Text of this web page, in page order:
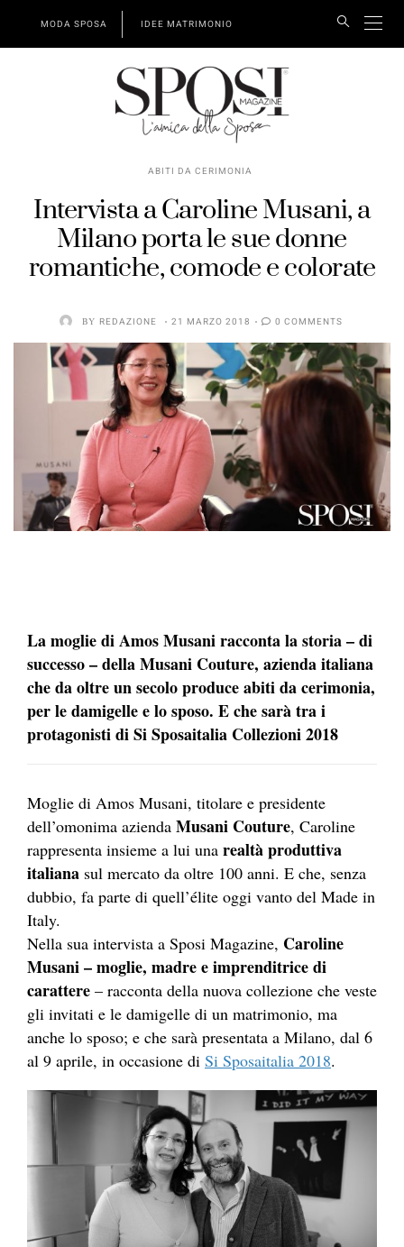
MODA SPOSA IDEE MATRIMONIO
ABITI DA CERIMONIA
Intervista a Caroline Musani, a
Milano porta le sue donne
romantiche, comode e colorate
BY REDAZIONE 21 MARZO 2018 0 COMMENTS
La moglie di Amos Musani racconta la storia – di
successo – della Musani Couture, azienda italiana
che da oltre un secolo produce abiti da cerimonia,
per le damigelle e lo sposo. E che sarà tra i
protagonisti di Si Sposaitalia Collezioni 2018
Moglie di Amos Musani, titolare e presidente
dell’omonima azienda Musani Couture, Caroline
rappresenta insieme a lui una realtà produttiva
italiana sul mercato da oltre 100 anni. E che, senza
dubbio, fa parte di quell’élite oggi vanto del Made in
Italy.
Nella sua intervista a Sposi Magazine, Caroline
Musani – moglie, madre e imprenditrice di
carattere – racconta della nuova collezione che veste
gli invitati e le damigelle di un matrimonio, ma
anche lo sposo; e che sarà presentata a Milano, dal 6
al 9 aprile, in occasione di Si Sposaitalia 2018.